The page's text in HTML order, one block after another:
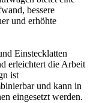
bessere
und erhöhte
Einstecklatten
erleichtert die Arbeit
ist
und kann in
eingesetzt werden.